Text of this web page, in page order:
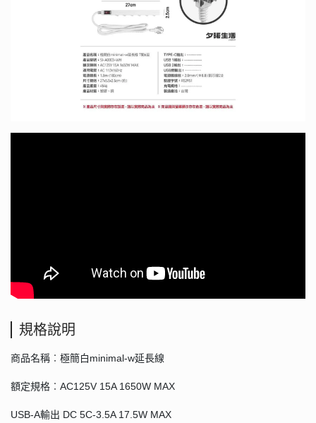
規格說明
商品名稱︰極簡白minimal-w延長線
額定規格︰AC125V 15A 1650W MAX
USB-A輸出 DC 5C-3.5A 17.5W MAX